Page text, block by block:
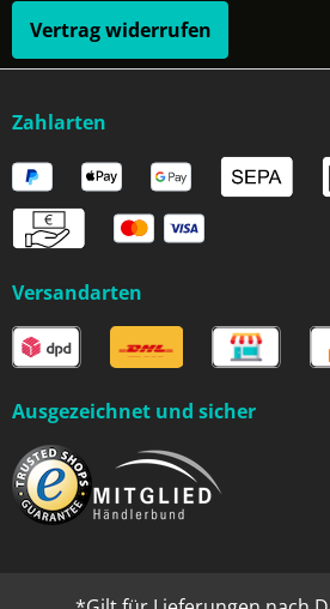
Vertrag widerrufen
Zahlarten
Versandarten
Ausgezeichnet und sicher